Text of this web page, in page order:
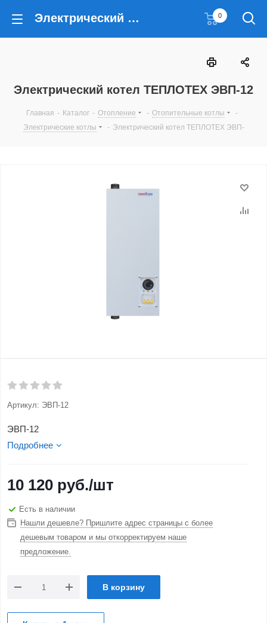
Электрический котел ТЕПЛОТЕХ ЭВП-12 0
Электрический котел ТЕПЛОТЕХ ЭВП-12
Главная - Каталог - Отопление - Отопительные котлы
-
Электрические котлы
- Электрический котел ТЕПЛОТЕХ ЭВП-
Артикул: ЭВП-12
ЭВП-12
Подробнее
10 120 руб./шт
Есть в наличии
Нашли дешевле? Пришлите адрес страницы с более
дешевым товаром и мы откорректируем наше
предложение.
В корзину